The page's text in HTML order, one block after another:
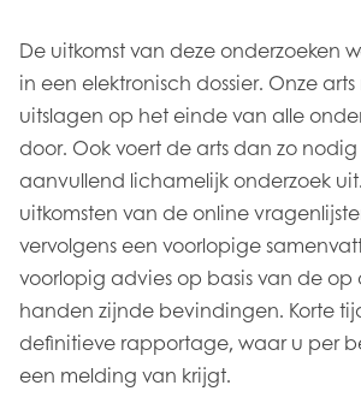
De uitkomst van deze onderzoeken
in een elektronisch dossier. Onze
uitslagen op het einde van alle
door. Ook voert de arts dan zo
aanvullend lichamelijk onderzoek
uitkomsten van de online
vervolgens een voorlopige
voorlopig advies op basis van de
handen zijnde bevindingen. Korte
definitieve rapportage, waar u per
een melding van krijgt.